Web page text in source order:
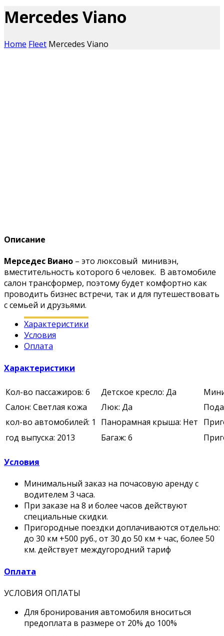
Mercedes Viano
Home Fleet Mercedes Viano
Описание
Мерседес Виано – это люксовый минивэн,
вместительность которого 6 человек. В автомобиле
салон трансформер, поэтому будет комфортно как
проводить бизнес встречи, так и для путешествовать
с семьей и друзьями.
Характеристики
Условия
Оплата
Характеристики
Кол-во пассажиров: 6 Детское кресло: Да
Салон: Светлая кожа
Люк: Да
кол-во автомобилей: 1
Панорамная крыша: Нет
год выпуска: 2013
Багаж: 6
Условия
Минимальный заказ на почасовую аренду с
водителем 3 часа.
При заказе на 8 и более часов действуют
специальные скидки.
Пригородные поездки доплачиваются отдельно:
до 30 км +500 руб., от 30 до 50 км + час, более 50
км. действует междугородний тариф
Оплата
УСЛОВИЯ ОПЛАТЫ
Для бронирования автомобиля вноситься
предоплата в размере от 20% до 100%